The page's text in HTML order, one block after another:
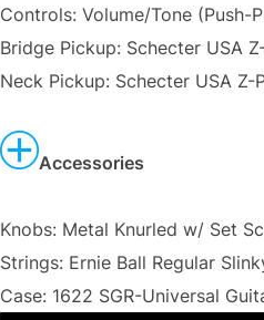
Controls: Volume/Tone (Push-
Bridge Pickup: Schecter USA
Neck Pickup: Schecter USA Z-
Accessories
Knobs: Metal Knurled w/ Set
Strings: Ernie Ball Regular
Case: 1622 SGR-Universal